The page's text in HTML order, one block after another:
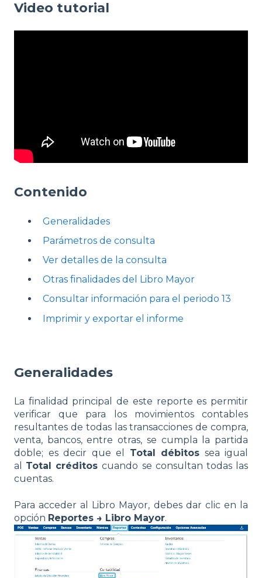
Video tutorial
Contenido
Generalidades
Parámetros de consulta
Ver detalles de la consulta
Otras finalidades del Libro Mayor
Consultar información para el periodo 13
Imprimir y exportar el informe
Generalidades
La finalidad principal de este reporte es permitir
verificar que para los movimientos contables
resultantes de todas las transacciones de compra,
venta, bancos, entre otras, se cumpla la partida
doble; es decir que el Total débitos sea igual
al Total créditoscuando se consultan todas las
cuentas.
Para acceder al Libro Mayor, debes dar clic en la
opción Reportes → Libro Mayor.